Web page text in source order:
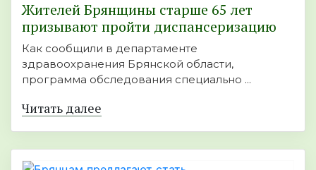
Жителей Брянщины старше 65 лет
призывают пройти диспансеризацию
Как сообщили в департаменте
здравоохранения Брянской области,
программа обследования специально ...
Читать далее